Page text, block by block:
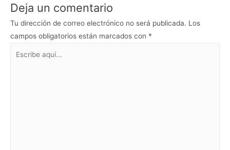
Deja un comentario
Tu dirección de correo electrónico no será publicada. Los
campos obligatorios están marcados con *